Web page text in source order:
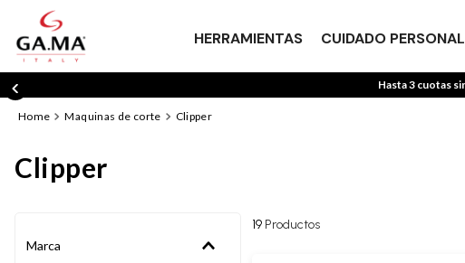
HERRAMIENTAS CUIDADO PERSONAL
Hasta 3 cuotas
maquinas de corte clipper
clipper
Marca
19 Productos